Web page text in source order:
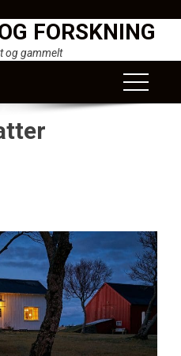
FORSKNING
og gammelt